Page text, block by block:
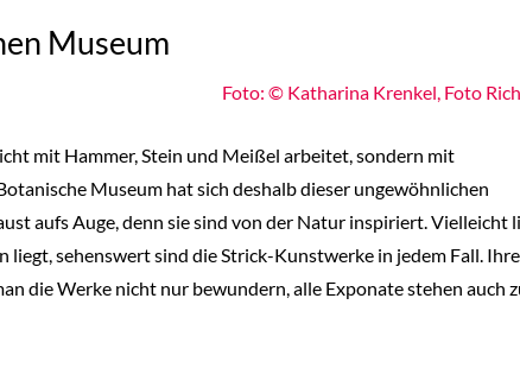
Museum
Foto: © Katharina Krenkel, Foto
mit Hammer, Stein und Meißel arbeitet, sondern mit
Museum hat sich deshalb dieser ungewöhnlichen
aufs Auge, denn sie sind von der Natur inspiriert. Vielleicht
liegt, sehenswert sind die Strick-Kunstwerke in jedem Fall. Ihre
die Werke nicht nur bewundern, alle Exponate stehen auch